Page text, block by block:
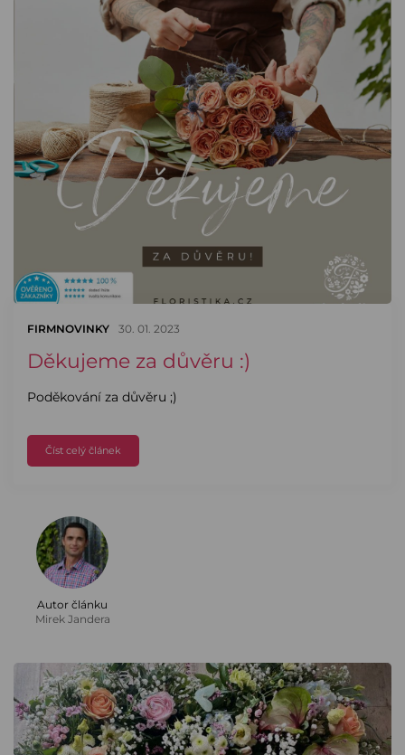
FIRMNOVINKY 30. 01. 2023
Děkujeme za důvěru :)
Poděkování za důvěru ;)
Číst celý článek
Autor článku
Mirek Jandera